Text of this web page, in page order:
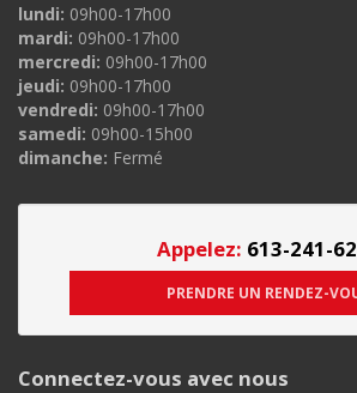
lundi: 09h00-17h00
mardi: 09h00-17h00
mercredi: 09h00-17h00
jeudi: 09h00-17h00
vendredi: 09h00-17h00
samedi: 09h00-15h00
dimanche: Fermé
Appelez: 613-241-
PRENDRE UN RENDEZ-
Connectez-vous avec nous